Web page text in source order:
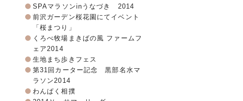
SPAマラソンinうなづき 2014
前沢ガーデン桜花園にてイベント
「桜まつり」
くろべ牧場まきばの風 ファームフ
ェア2014
生地まち歩きフェス
第31回カーター記念 黒部名水マ
ラソン2014
わんぱく相撲